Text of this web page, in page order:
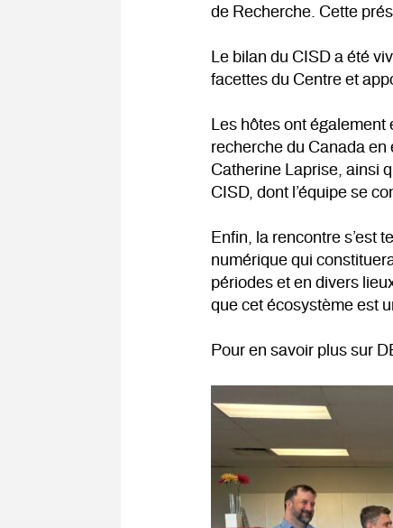
de Recherche. Cette
Le bilan du CISD a été
facettes du Centre et
Les hôtes ont également
recherche du Canada en
Catherine Laprise, ainsi
CISD, dont l’équipe se
Enfin, la rencontre s’est
numérique qui
périodes et en divers
que cet écosystème est
Pour en savoir plus sur